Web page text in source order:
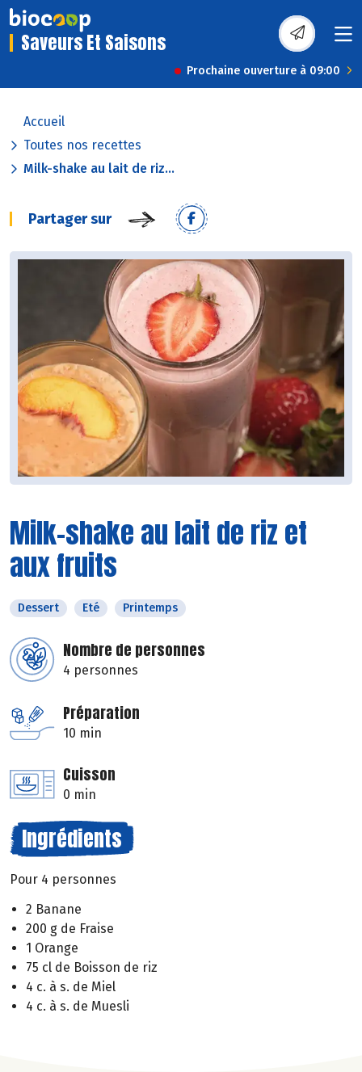
Saveurs Et Saisons
Prochaine ouverture à 09:00
Accueil
Toutes nos recettes
Milk-shake au lait de riz...
Partager sur
Milk-shake au lait de riz et
aux fruits
Dessert Eté Printemps
Nombre de personnes
4 personnes
Préparation
10 min
Cuisson
0 min
Ingrédients
Pour 4 personnes
2 Banane
200 g de Fraise
1 Orange
75 cl de Boisson de riz
4 c. à s. de Miel
4 c. à s. de Muesli